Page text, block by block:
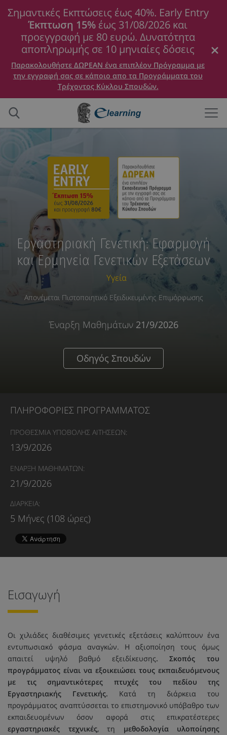
Σημαντικές Εκπτώσεις έως 40%. Early Entry
Έκπτωση 15% έως 31/08/2026 και
προεγγραφή με 80 ευρώ. Δυνατότητα
αποπληρωμής σε 10 μηνιαίες δόσεις
Παρακολουθήστε ΔΩΡΕΑΝ ένα επιπλέον Πρόγραμμα με
την εγγραφή σας σε κάποιο απο τα Προγράμματα του
Τρέχοντος Κύκλου Σπουδών.
Εργαστηριακή Γενετική: Εφαρμογή
και Ερμηνεία Γενετικών Εξετάσεων
Υγεία
Απονέμεται Πιστοποιητικό Εξειδικευμένης Επιμόρφωσης
Έναρξη Μαθημάτων 21/9/2026
Οδηγός Σπουδών
ΠΛΗΡΟΦΟΡΙΕΣ ΠΡΟΓΡΑΜΜΑΤΟΣ
ΠΡΟΘΕΣΜΙΑ ΥΠΟΒΟΛΗΣ ΑΙΤΗΣΕΩΝ:
13/9/2026
ΕΝΑΡΞΗ ΜΑΘΗΜΑΤΩΝ:
21/9/2026
ΔΙΑΡΚΕΙΑ:
5 Μήνες (108 ώρες)
Εισαγωγή
Οι χιλιάδες διαθέσιμες γενετικές εξετάσεις καλύπτουν ένα
εντυπωσιακό φάσμα αναγκών. Η αξιοποίηση τους όμως
απαιτεί υψηλό βαθμό εξειδίκευσης. Σκοπός του
προγράμματος είναι να εξοικειώσει τους εκπαιδευόμενους
με τις σημαντικότερες πτυχές του πεδίου της
Εργαστηριακής Γενετικής. Κατά τη διάρκεια του
προγράμματος αναπτύσσεται το επιστημονικό υπόβαθρο των
εκπαιδευομένων όσον αφορά στις επικρατέστερες
εργαστηριακές τεχνικές, τη μεθοδολογία υλοποίησης